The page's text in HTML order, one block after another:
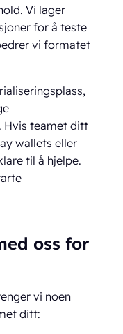
Vi lager
for å teste
vi formatet
Hvis teamet ditt
wallets eller
til å hjelpe.
oss for
vi noen
ditt: